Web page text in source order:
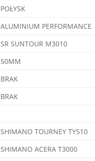
POŁYSK
ALUMINIUM PERFORMANCE
SR SUNTOUR M3010
50MM
BRAK
BRAK
SHIMANO TOURNEY TY510
SHIMANO ACERA T3000